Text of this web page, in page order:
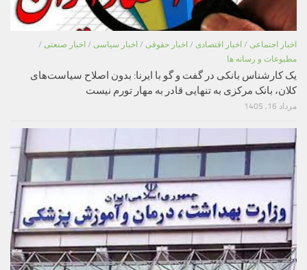
اخبار اجتماعی / اخبار اقتصادی / اخبار حقوقی / اخبار سیاسی / اخبار صنعتی /
مطبوعات و رسانه ها
یک کارشناس بانکی در گفت و گو با ایرنا: بدون اصلاح سیاست‌های
کلان، بانک مرکزی به تنهایی قادر به مهار تورم نیست
مرداد 16, 1405